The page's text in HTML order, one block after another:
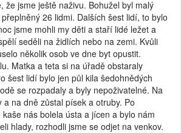
že jsme ještě naživu. Bohužel byl malý
26 lidmi. Dalších šest lidí, to bylo
jsme mohli my děti a staří lidé ležet a
seděli na židlích nebo na zemi. Kvůli
několik osob ve dne byt opustit.
Matka a teta si na úřadě obstaraly
šest lidí bylo jen půl kila šedohnědých
se rozpadaly a byly nepoživatelné. Na
a na dně zůstal písek a otruby. Po
nás bolela ústa a jícen a bylo nám
hlady, rozhodli jsme se odjet na venkov.